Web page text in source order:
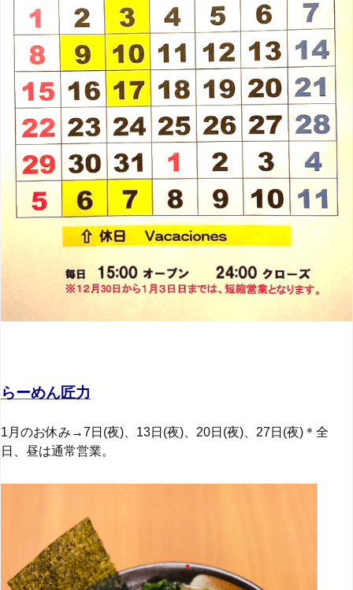
らーめん匠力
1月のお休み→7日(夜)、13日(夜)、20日(夜)、27日(夜)＊全
日、昼は通常営業。